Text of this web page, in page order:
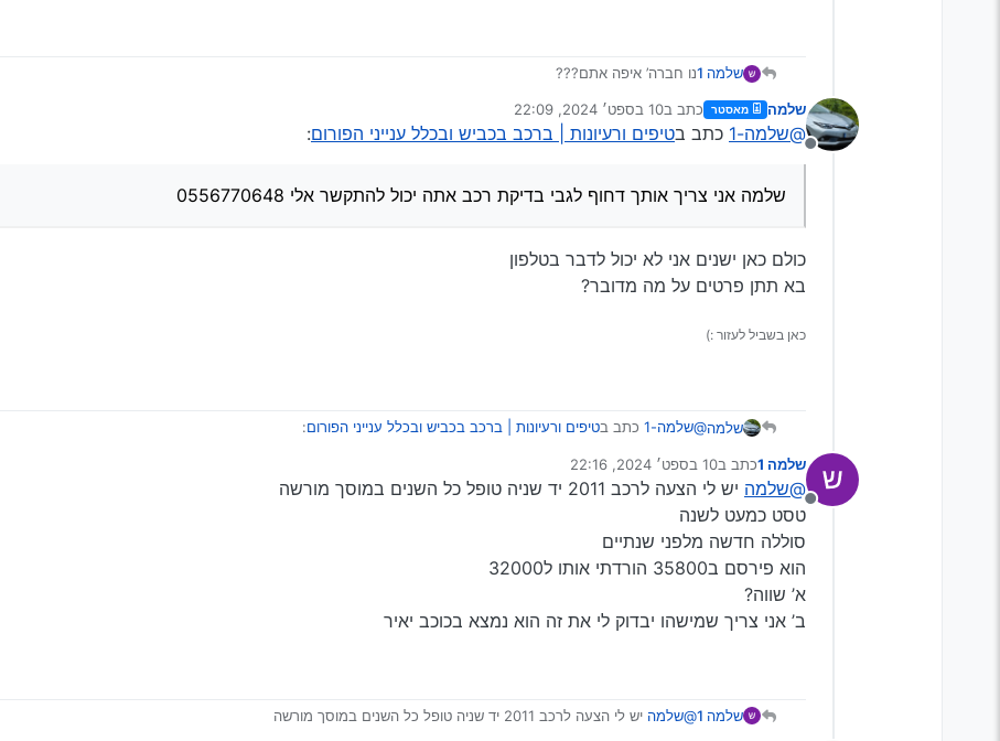
שלמה 1
נו חברה’ איפה אתם???
זה באזור כפר סבא אני יוכל גם להגיע לנתניה
תודה רבה
מנותק
שלמה מאסטר כתב ב10 בספט׳ 2024, 22:09
נערך לאחרונה על ידי
@שלמה-1 כתב בטיפים ורעיונות | ברכב בכביש ובכלל ענייני הפורום:
שלמה אני צריך אותך דחוף לגבי בדיקת רכב אתה יכול להתקשר אלי 0556770648
כולם כאן ישנים אני לא יכול לדבר בטלפון
בא תתן פרטים על מה מדובר?
כאן בשביל לעזור :)
שלמה@שלמה-1 כתב בטיפים ורעיונות | ברכב בכביש ובכלל ענייני הפורום:
שלמה אני צריך אותך דחוף לגבי בדיקת רכב אתה יכול להתקשר אלי 0556770648
כולם כאן ישנים אני לא יכול לדבר בטלפון
בא תתן פרטים על מה מדובר?
מנותק
שלמה 1 כתב ב10 בספט׳ 2024, 22:16
נערך לאחרונה על ידי
@שלמה יש לי הצעה לרכב 2011 יד שניה טופל כל השנים במוסך מורשה
טסט כמעט לשנה
סוללה חדשה מלפני שנתיים
הוא פירסם ב35800 הורדתי אותו ל32000
א’ שווה?
ב’ אני צריך שמישהו יבדוק לי את זה הוא נמצא בכוכב יאיר
שלמה 1 @שלמה יש לי הצעה לרכב 2011 יד שניה טופל כל השנים במוסך מורשה